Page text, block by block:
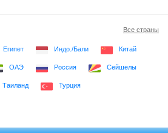
Все страны
Египет Индо./Бали Китай
ОАЭ Россия Сейшелы
Таиланд Турция